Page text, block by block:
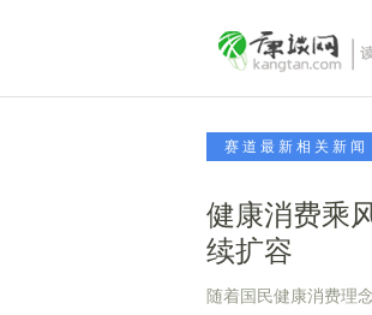
赛道最新相关新闻
健康消费乘
续扩容
随着国民健康消费理